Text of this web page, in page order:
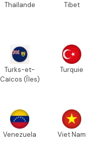
Thaïlande Tibet
Turks-et-
Caïcos (Îles)
Turquie
Venezuela Viet Nam